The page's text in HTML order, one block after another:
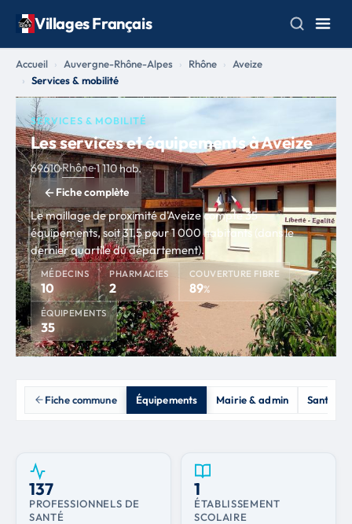
Villages Français
Accueil Auvergne-Rhône-Alpes Rhône
Aveize
Services & mobilité
SERVICES & MOBILITÉ
Les services et équipements à Aveize
69610·Rhône·1 110 hab.
Fiche complète
Le maillage de proximité d'Aveize compte 35
équipements, soit 31,5 pour 1 000 habitants (dans le
dernier quartile du département).
MÉDECINS
10
PHARMACIES
2
COUVERTURE FIBRE
89%
ÉQUIPEMENTS
35
Fiche commune Équipements Mairie & admin Santé
137
PROFESSIONNELS DE
SANTÉ
1
ÉTABLISSEMENT
SCOLAIRE